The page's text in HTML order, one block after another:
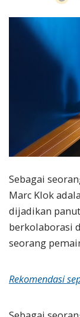
Sebagai
Marc Klok
dijadikan
berkolaborasi
seorang
Rekomendasi